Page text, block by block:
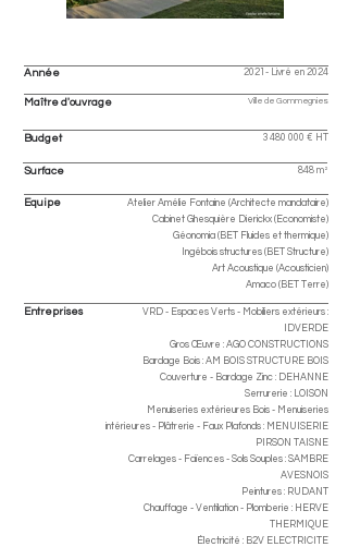
Année 2021- Livré en 2024
Maître d'ouvrage Ville de Gommegnies
Budget 3 480 000 € HT
Surface 848 m²
Equipe
Atelier Amélie Fontaine (Architecte mandataire)
Cabinet Ghesquière Dierickx (Economiste)
Géonomia (BET Fluides et thermique)
Ingébois structures (BET Structure)
Art Acoustique (Acousticien)
Amaco (BET Terre)
Entreprises
VRD - Espaces Verts - Mobiliers extérieurs :
IDVERDE
Gros Œuvre : AGO CONSTRUCTIONS
Bardage Bois : AM BOIS STRUCTURE BOIS
Couverture - Bardage Zinc : DEHANNE
Serrurerie : LOISON
Menuiseries extérieures Bois - Menuiseries
intérieures - Plâtrerie - Faux Plafonds : MENUISERIE
PIRSON TAISNE
Carrelages - Faïences - Sols Souples : SAMBRE
AVESNOIS
Peintures : RUDANT
Chauffage - Ventilation - Plomberie : HERVE
THERMIQUE
Électricité : B2V ELECTRICITE